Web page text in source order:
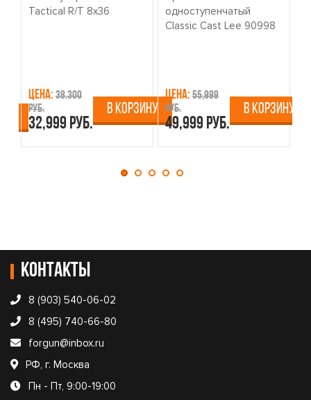
Tactical R/T 8x36
Цена: 38,300
руб.
32,999 руб.
В КОРЗИНУ
одноступенчатый
Classic Cast Lee 90998
Цена: 55,999
руб.
49,999 руб.
В КОРЗИНУ
Контакты
8 (903) 540-06-02
8 (495) 740-66-80
forgun@inbox.ru
РФ, г. Москва
Пн - Пт, 9:00-19:00